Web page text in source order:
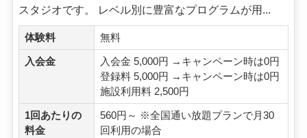
スタジオです。 レベル別に豊富なプログラムが用...
体験料 無料
入会金
入会金 5,000円 →キャンペーン時は0円
登録料 5,000円 →キャンペーン時は0円
施設利用料 2,500円
1回あたりの
料金
560円～ ※全国通い放題プランで月30
回利用の場合